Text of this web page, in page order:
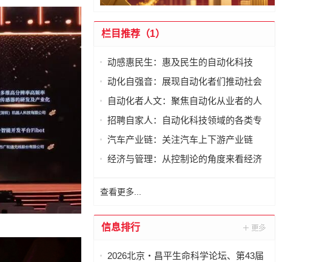
栏目推荐（1）
动感惠民生：惠及民生的自动化科技
动化自强音：展现自动化者们推动社会
进步发出的响亮声音
自动化者人文：聚焦自动化从业者的人
文思考
招聘自家人：自动化科技领域的各类专
家及人才需求资讯
汽车产业链：关注汽车上下游产业链
经济与管理：从控制论的角度来看经济
查看更多...
信息排行
2026北京・昌平生命科学论坛、第43届